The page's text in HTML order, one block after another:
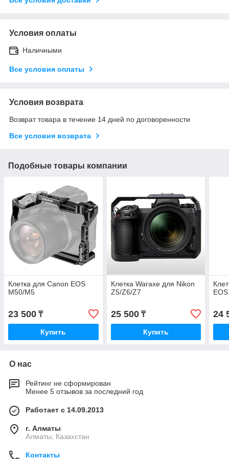
Условия оплаты
Наличными
Все условия оплаты
Условия возврата
Возврат товара в течение 14 дней по договоренности
Все условия возврата
Подобные товары компании
Клетка для Canon EOS
M50/M5
23 500 ₸
Купить
Клетка Waraxe для Nikon
Z5/Z6/Z7
25 500₸
Купить
24
О нас
Рейтинг не сформирован
Менее 5 отзывов за последний год
Работает с 14.09.2013
г. Алматы
Алматы, Казахстан
Контакты